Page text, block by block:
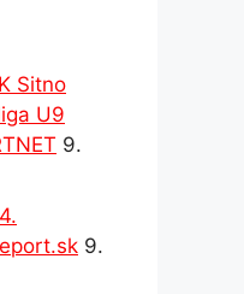
Sitno
U9
9.
9.